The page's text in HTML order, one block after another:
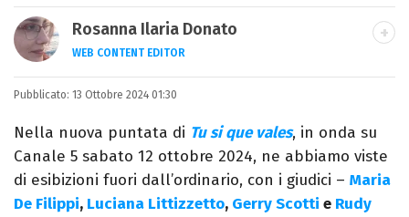
Rosanna Ilaria Donato
WEB CONTENT EDITOR
Laureata in Linguaggi dei Media, mi dedico
Ho lavorato come web content editor
freelance per diverse testate.
Pubblicato: 13 Ottobre 2024 01:30
Nella nuova puntata di Tu si que vales, in onda su
Canale 5 sabato 12 ottobre 2024, ne abbiamo viste
di esibizioni fuori dall’ordinario, con i giudici – Maria
De Filippi, Luciana Littizzetto, Gerry Scotti e Rudy